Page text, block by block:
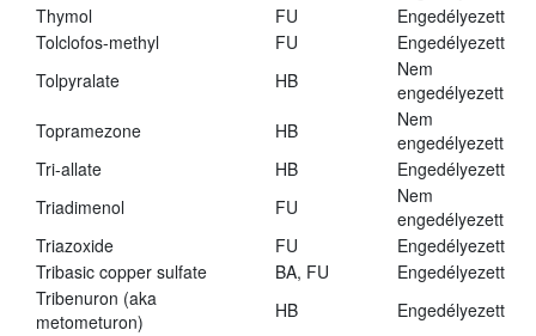
Thymol
FU
Engedélyezett
Tolclofos-methyl
FU
Engedélyezett
Tolpyralate
HB
Nem
engedélyezett
Topramezone
HB
Nem
engedélyezett
Tri-allate
HB
Engedélyezett
Triadimenol
FU
Nem
engedélyezett
Triazoxide
FU
Engedélyezett
Tribasic copper sulfate
BA, FU
Engedélyezett
Tribenuron (aka
metometuron)
HB
Engedélyezett